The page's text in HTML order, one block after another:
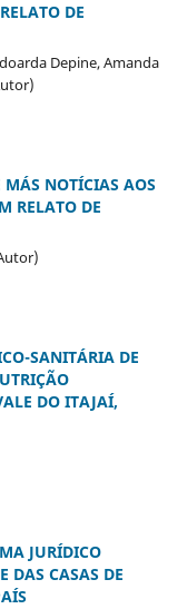
DE
Depine, Amanda
NOTÍCIAS AOS
RELATO DE
SANITÁRIA DE
DO ITAJAÍ,
JURÍDICO
DAS CASAS DE